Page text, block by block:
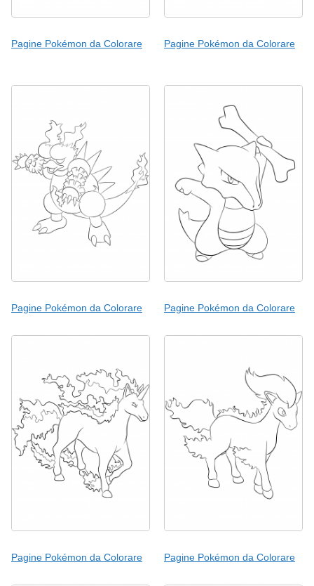
Pagine Pokémon da Colorare Pagine Pokémon da Colorare
Pagine Pokémon da Colorare Pagine Pokémon da Colorare
Pagine Pokémon da Colorare Pagine Pokémon da Colorare